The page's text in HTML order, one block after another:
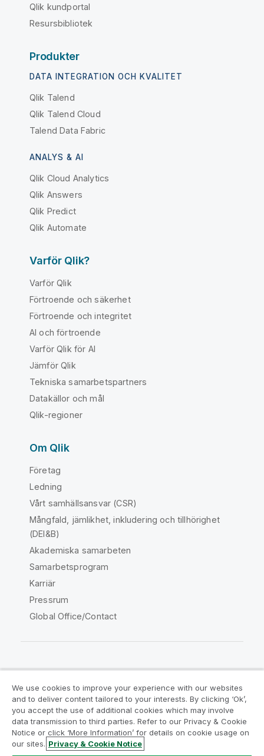
Qlik kundportal
Resursbibliotek
Produkter
DATA INTEGRATION OCH KVALITET
Qlik Talend
Qlik Talend Cloud
Talend Data Fabric
ANALYS & AI
Qlik Cloud Analytics
Qlik Answers
Qlik Predict
Qlik Automate
Varför Qlik?
Varför Qlik
Förtroende och säkerhet
Förtroende och integritet
AI och förtroende
Varför Qlik för AI
Jämför Qlik
Tekniska samarbetspartners
Datakällor och mål
Qlik-regioner
Om Qlik
Företag
Ledning
Vårt samhällsansvar (CSR)
Mångfald, jämlikhet, inkludering och tillhörighet
(DEI&B)
Akademiska samarbeten
Samarbetsprogram
Karriär
Pressrum
Global Office/Contact
Juridiska avtal
Produktvillkor
Legal Policies
Legal Policies
Användningsvillkor
Varumärken
We use cookies to improve your experience with our websites
and to deliver content tailored to your interests. By clicking ‘Ok’,
you accept the use of additional cookies which may involve
data transmission to third parties. Refer to our Privacy & Cookie
Notice or click ‘More Information’ for details on cookie usage on
our sites. Privacy & Cookie Notice